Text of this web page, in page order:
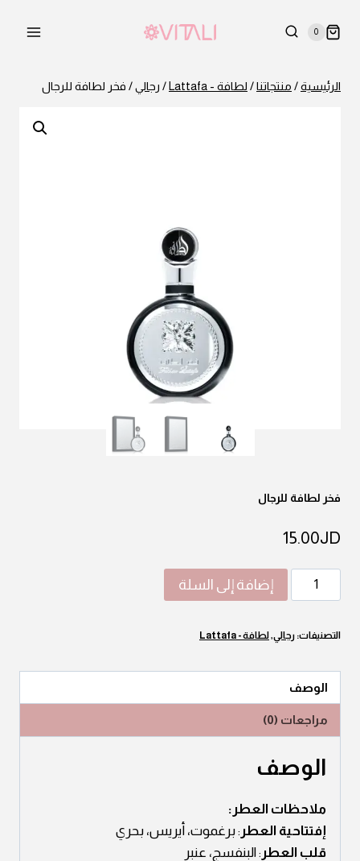
0
الرئيسية/ منتجاتنا/ لطافة - Lattafa / رجالي/ فخر لطافة للرجال
فخر لطافة للرجال
JD
15.00
كمية
فخر
للرجال
إضافة إلى السلة
التصنيفات: رجالي,لطافة - Lattafa
الوصف
مراجعات (0)
الوصف
ملاحظات العطر:
إفتتاحية العطر : برغموت، أيريس، بحري
قلب العطر : البنفسج، عنبر